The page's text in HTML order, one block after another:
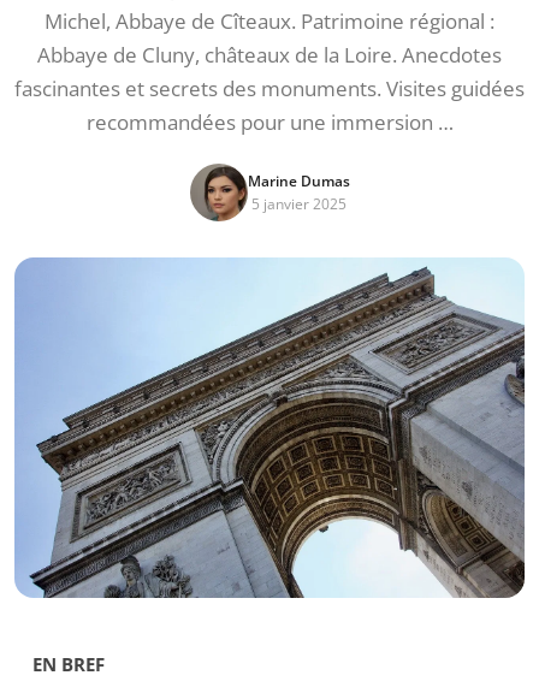
Michel, Abbaye de Cîteaux. Patrimoine régional :
Abbaye de Cluny, châteaux de la Loire. Anecdotes
fascinantes et secrets des monuments. Visites guidées
recommandées pour une immersion …
Marine Dumas
5 janvier 2025
EN BREF